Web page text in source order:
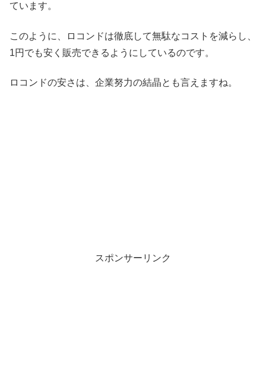
ています。
このように、ロコンドは徹底して無駄なコストを減らし、
1円でも安く販売できるようにしているのです。
ロコンドの安さは、企業努力の結晶とも言えますね。
スポンサーリンク